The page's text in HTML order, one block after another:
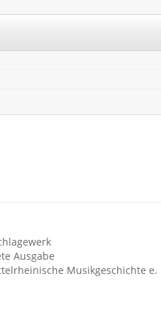
Ausgabe
Musikgeschichte e.